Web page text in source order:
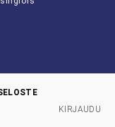
KIRJAUDU